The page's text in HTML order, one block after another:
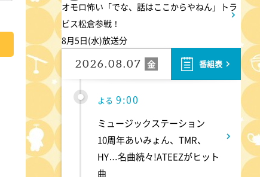
オモロ怖い「でな、話はここからやねん」トラ
ビス松倉参戦！
8月5日(水)放送分
2026.08.07 金 番組表
よる 8:54
私の幸福時間
よる 9:00
ミュージックステーション
10周年あいみょん、TMR、
HY…名曲続々!ATEEZがヒット
曲